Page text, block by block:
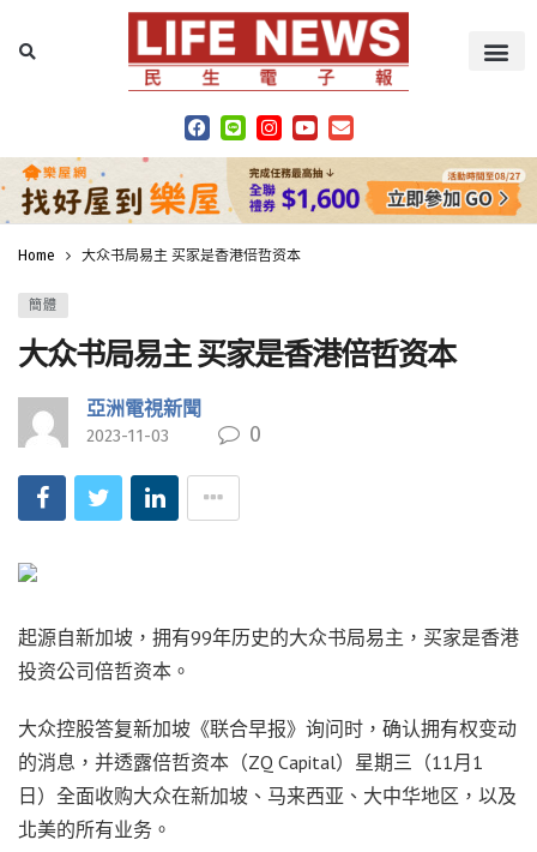
Home 大众书局易主 买家是香港倍哲资本
簡體
大众书局易主 买家是香港倍哲资本
亞洲電視新聞
2023-11-03 0
起源自新加坡，拥有99年历史的大众书局易主，买家是香港
投资公司倍哲资本。
大众控股答复新加坡《联合早报》询问时，确认拥有权变动
的消息，并透露倍哲资本（ZQ Capital）星期三（11月1
日）全面收购大众在新加坡、马来西亚、大中华地区，以及
北美的所有业务。